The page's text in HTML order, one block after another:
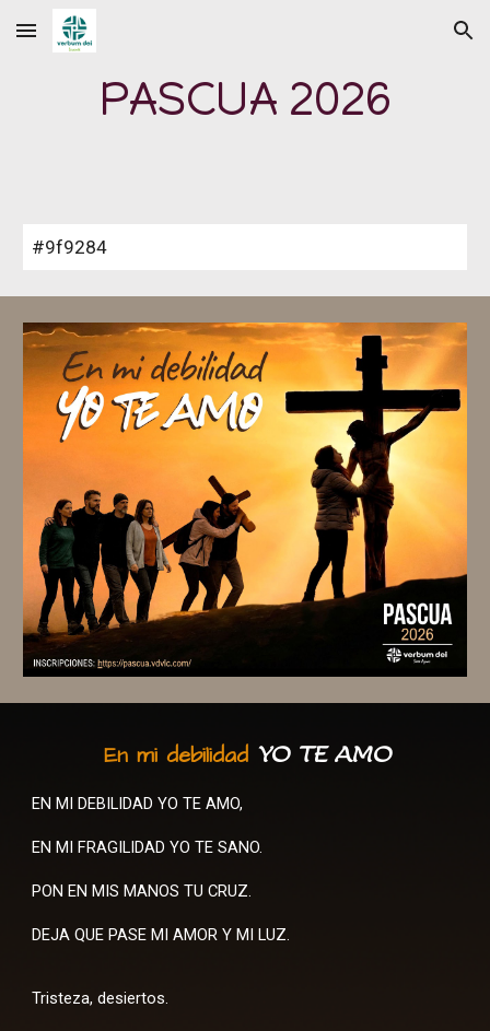
Skip to main content Skip to navigation
PASCUA 2026
#9f9284
En mi debilidad YO TE AMO
EN MI DEBILIDAD YO TE AMO,
EN MI FRAGILIDAD YO TE SANO.
PON EN MIS MANOS TU CRUZ.
DEJA QUE PASE MI AMOR Y MI LUZ.
Tristeza, desiertos.